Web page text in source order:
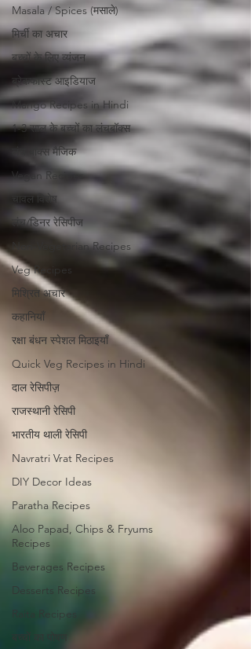
Masala / Spices (मसाले)
मिर्ची का अचार
बच्चों के लिए व्यंजन
ब्रेकफास्ट आइडियाज
Mango Recipes in Hindi
1-3 साल के बच्चों का लंचबॉक्स
लंच बॉक्स मैजिक
Vegan Recipes
चावल विशेष
लंच/डिनर रेसिपीज
Non-Vegetarian Recipes
Veg Recipes
मिश्रित अचार
कहानियाँ
रक्षा बंधन स्पेशल मिठाइयाँ
Quick Veg Recipes in Hindi
दाल रेसिपीज़
राजस्थानी रेसिपी
भारतीय थाली रेसिपी
Navratri Vrat Recipes
DIY Decor Ideas
Paratha Recipes
Aloo Papad, Chips & Fryums
Recipes
Beverages Recipes
Desserts Recipes
Raita Recipes
बच्चों का पोषण